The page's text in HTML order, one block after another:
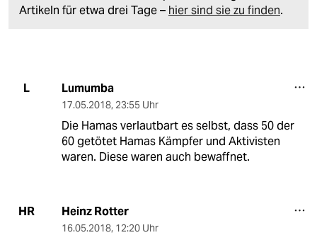
Artikeln für etwa drei Tage – hier sind sie zu finden.
L Lumumba
17.05.2018, 23:55 Uhr
Die Hamas verlautbart es selbst, dass 50 der
60 getötet Hamas Kämpfer und Aktivisten
waren. Diese waren auch bewaffnet.
HR Heinz Rotter
16.05.2018, 12:20 Uhr